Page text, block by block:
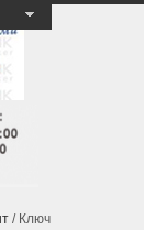
/ Ключ